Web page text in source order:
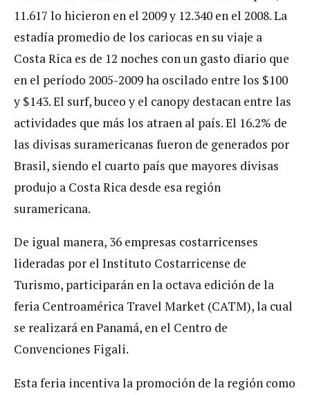
11.617 lo hicieron en el 2009 y 12.340 en el 2008. La
estadía promedio de los cariocas en su viaje a
Costa Rica es de 12 noches con un gasto diario que
en el período 2005-2009 ha oscilado entre los $100
y $143. El surf, buceo y el canopy destacan entre las
actividades que más los atraen al país. El 16.2% de
las divisas suramericanas fueron de generados por
Brasil, siendo el cuarto país que mayores divisas
produjo a Costa Rica desde esa región
suramericana.
De igual manera, 36 empresas costarricenses
lideradas por el Instituto Costarricense de
Turismo, participarán en la octava edición de la
feria Centroamérica Travel Market (CATM), la cual
se realizará en Panamá, en el Centro de
Convenciones Figali.
Esta feria incentiva la promoción de la región como